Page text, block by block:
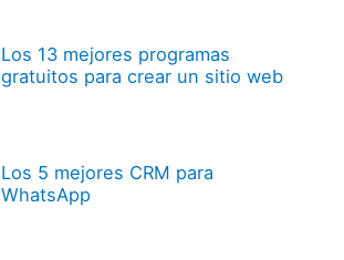
Los 13 mejores programas
gratuitos para crear un sitio web
Los 5 mejores CRM para
WhatsApp